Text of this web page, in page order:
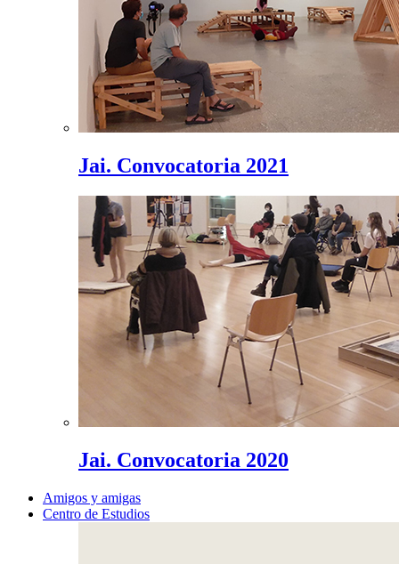
Jai. Convocatoria 2021
Jai. Convocatoria 2020
Amigos y amigas
Centro de Estudios